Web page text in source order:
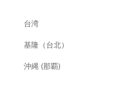
台湾
基隆（台北）
沖縄 (那覇)